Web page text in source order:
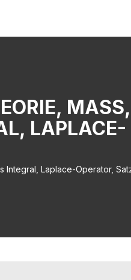
MASS, E
LAPLACE-O
Integral, Laplace-Operator,